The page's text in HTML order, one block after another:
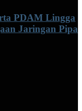
PDAM Lingga
Jaringan Pipa